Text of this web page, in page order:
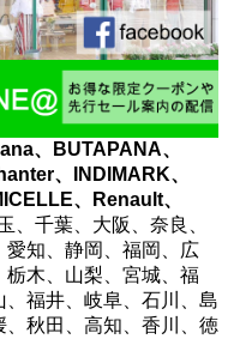
、BUTAPANA、
、INDIMARK、
、Renault、
、千葉、大阪、奈良、
知、静岡、福岡、広
木、山梨、宮城、福
福井、岐阜、石川、島
秋田、高知、香川、徳